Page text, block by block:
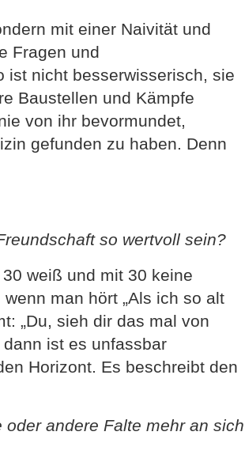
mit einer Naivität und
Fragen und
ist nicht besserwisserisch, sie
Baustellen und Kämpfe
von ihr bevormundet,
gefunden zu haben. Denn
so wertvoll sein?
weiß und mit 30 keine
man hört „Als ich so alt
„Du, sieh dir das mal von
ist es unfassbar
Horizont. Es beschreibt den
andere Falte mehr an sich